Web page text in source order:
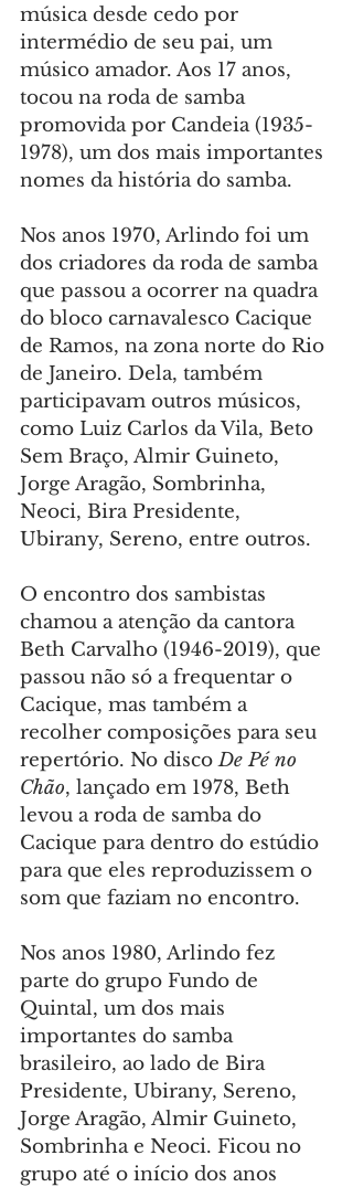
música desde cedo por
intermédio de seu pai, um
músico amador. Aos 17 anos,
tocou na roda de samba
promovida por Candeia (1935-
1978), um dos mais importantes
nomes da história do samba.
Nos anos 1970, Arlindo foi um
dos criadores da roda de samba
que passou a ocorrer na quadra
do bloco carnavalesco Cacique
de Ramos, na zona norte do Rio
de Janeiro. Dela, também
participavam outros músicos,
como Luiz Carlos da Vila, Beto
Sem Braço, Almir Guineto,
Jorge Aragão, Sombrinha,
Neoci, Bira Presidente,
Ubirany, Sereno, entre outros.
O encontro dos sambistas
chamou a atenção da cantora
Beth Carvalho (1946-2019), que
passou não só a frequentar o
Cacique, mas também a
recolher composições para seu
repertório. No disco De Pé no
Chão, lançado em 1978, Beth
levou a roda de samba do
Cacique para dentro do estúdio
para que eles reproduzissem o
som que faziam no encontro.
Nos anos 1980, Arlindo fez
parte do grupo Fundo de
Quintal, um dos mais
importantes do samba
brasileiro, ao lado de Bira
Presidente, Ubirany, Sereno,
Jorge Aragão, Almir Guineto,
Sombrinha e Neoci. Ficou no
grupo até o início dos anos